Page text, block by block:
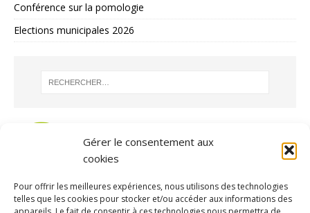
Gérer le consentement aux
cookies
Pour offrir les meilleures expériences, nous utilisons des technologies
telles que les cookies pour stocker et/ou accéder aux informations des
Conférence sur la pomologie
Elections municipales 2026